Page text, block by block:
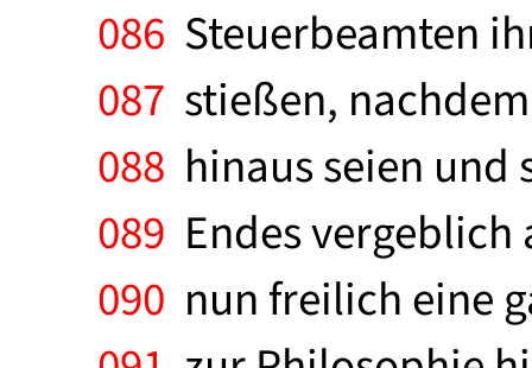
086 Steuerbeamten
087 stießen,
088 hinaus seien
089 Endes
090 nun freilich eine